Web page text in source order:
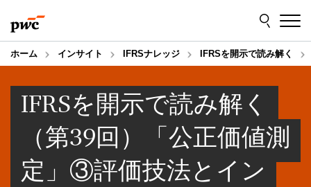
to
content
to
footer
ホーム インサイト IFRSナレッジ IFRSを開示で読み解く
IFRSを開示で読み解く
（第39回）「公正価値測
定」③評価技法とイン